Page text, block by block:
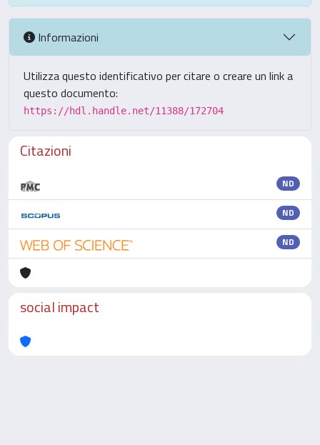
Informazioni
Utilizza questo identificativo per citare o creare un link a
questo documento:
https://hdl.handle.net/11388/172704
Citazioni
ND
ND
ND
social impact